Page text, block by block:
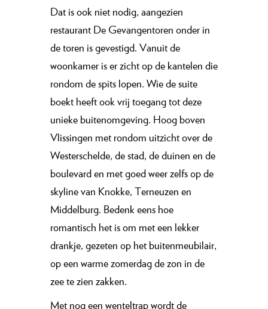
Dat is ook niet nodig, aangezien
restaurant De Gevangentoren onder in
de toren is gevestigd. Vanuit de
woonkamer is er zicht op de kantelen die
rondom de spits lopen. Wie de suite
boekt heeft ook vrij toegang tot deze
unieke buitenomgeving. Hoog boven
Vlissingen met rondom uitzicht over de
Westerschelde, de stad, de duinen en de
boulevard en met goed weer zelfs op de
skyline van Knokke, Terneuzen en
Middelburg. Bedenk eens hoe
romantisch het is om met een lekker
drankje, gezeten op het buitenmeubilair,
op een warme zomerdag de zon in de
zee te zien zakken.
Met nog een wenteltrap wordt de